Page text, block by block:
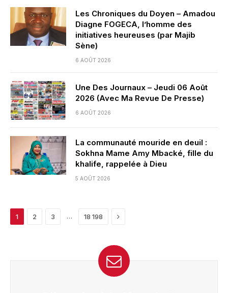
Les Chroniques du Doyen – Amadou
Diagne FOGECA, l’homme des
initiatives heureuses (par Majib
Sène)
6 AOÛT 2026
Une Des Journaux – Jeudi 06 Août
2026 (Avec Ma Revue De Presse)
6 AOÛT 2026
La communauté mouride en deuil :
Sokhna Mame Amy Mbacké, fille du
khalife, rappelée à Dieu
5 AOÛT 2026
1 2 3 … 18 198 Next